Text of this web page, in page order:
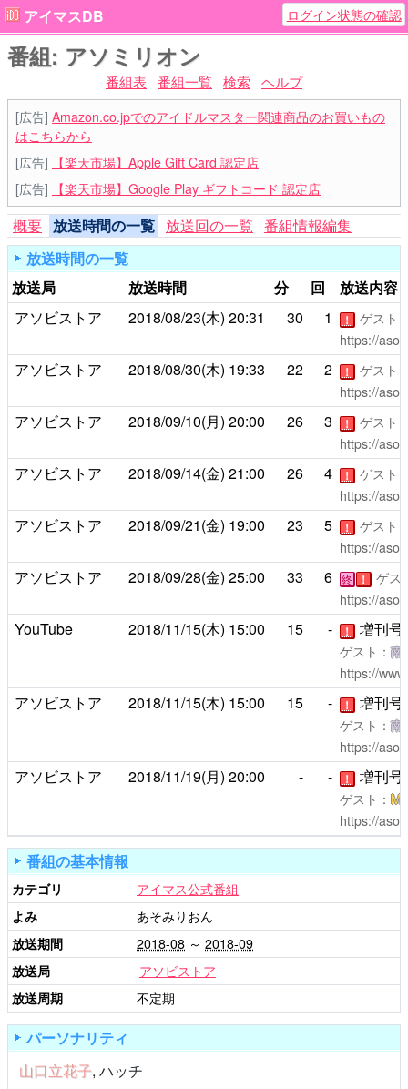
アイマスDB ログイン状態の確認
番組: アソミリオン
番組表 番組一覧 検索 ヘルプ
[広告] Amazon.co.jpでのアイドルマスター関連商品のお買いもの
はこちらから
[広告]
【楽天市場】Apple Gift Card 認定店
[広告]
【楽天市場】Google Play ギフトコード 認定店
概要 放送時間の一覧 放送回の一覧 番組情報編集
放送時間の一覧
放送局
放送時間 分 回
放送内容
アソビストア
2018/08/23(木) 20:31 30 1 ！
ゲスト
https://
アソビストア 2018/08/30(木) 19:33 22 2 ！
ゲスト
https://
アソビストア 2018/09/10(月) 20:00 26 3 ！
ゲスト
https://
アソビストア 2018/09/14(金) 21:00 26 4 ！
ゲスト
https://
アソビストア 2018/09/21(金) 19:00 23 5 ！
ゲスト
https://
アソビストア 2018/09/28(金) 25:00 33 6 終 ！
ゲス
https://
YouTube 2018/11/15(木) 15:00 15 - ！ 増刊号
ゲスト：南
https://
アソビストア 2018/11/15(木) 15:00 15 - ！ 増刊号
ゲスト：南
https://
アソビストア 2018/11/19(月) 20:00 - - ！ 増刊号
ゲスト：
https://
番組の基本情報
カテゴリ
アイマス公式番組
よみ
あそみりおん
放送期間
2018-08 ～ 2018-09
放送局
アソビストア
放送周期
不定期
パーソナリティ
山口立花子, ハッチ